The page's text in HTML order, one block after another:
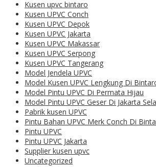
Kusen upvc bintaro
Kusen UPVC Conch
Kusen UPVC Depok
Kusen UPVC Jakarta
Kusen UPVC Makassar
Kusen UPVC Serpong
Kusen UPVC Tangerang
Model Jendela UPVC
Model Kusen UPVC Lengkung Di
Model Pintu UPVC Di Permata Hijau
Model Pintu UPVC Geser Di Jakarta
Pabrik kusen UPVC
Pintu Bahan UPVC Merk Conch Di
Pintu UPVC
Pintu UPVC Jakarta
Supplier kusen upvc
Uncategorized